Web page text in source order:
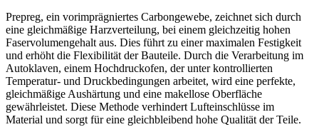
Prepreg, ein vorimprägniertes Carbongewebe, zeichnet sich durch
eine gleichmäßige Harzverteilung, bei einem gleichzeitig hohen
Faservolumengehalt aus. Dies führt zu einer maximalen Festigkeit
und erhöht die Flexibilität der Bauteile. Durch die Verarbeitung im
Autoklaven, einem Hochdruckofen, der unter kontrollierten
Temperatur- und Druckbedingungen arbeitet, wird eine perfekte,
gleichmäßige Aushärtung und eine makellose Oberfläche
gewährleistet. Diese Methode verhindert Lufteinschlüsse im
Material und sorgt für eine gleichbleibend hohe Qualität der Teile.